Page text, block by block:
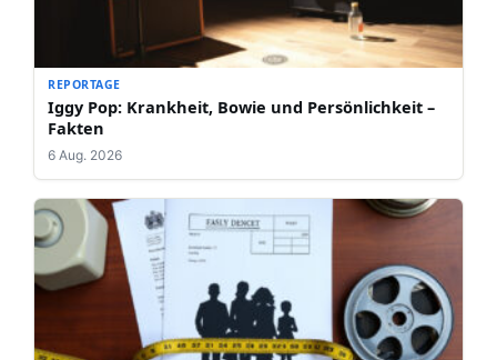
REPORTAGE
Iggy Pop: Krankheit, Bowie und Persönlichkeit –
Fakten
6 Aug. 2026